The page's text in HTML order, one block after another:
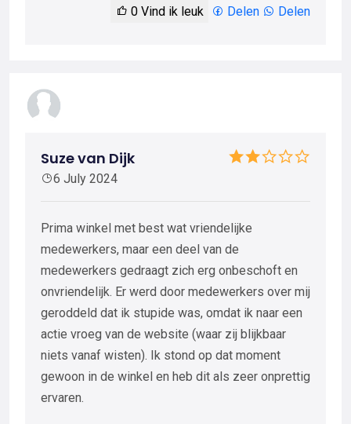
0 Vind ik leuk Delen Delen
Suze van Dijk
6 July 2024
Prima winkel met best wat vriendelijke
medewerkers, maar een deel van de
medewerkers gedraagt zich erg onbeschoft en
onvriendelijk. Er werd door medewerkers over mij
geroddeld dat ik stupide was, omdat ik naar een
actie vroeg van de website (waar zij blijkbaar
niets vanaf wisten). Ik stond op dat moment
gewoon in de winkel en heb dit als zeer onprettig
ervaren.